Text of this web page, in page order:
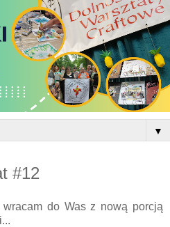
▼
#12
wracam do Was z nową porcją